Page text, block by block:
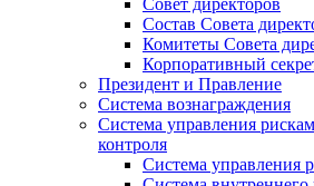
Совет директоров
Состав Совета
Комитеты Совета
Корпоративный
Президент и Правление
Система вознаграждения
Система управления
контроля
Система управления